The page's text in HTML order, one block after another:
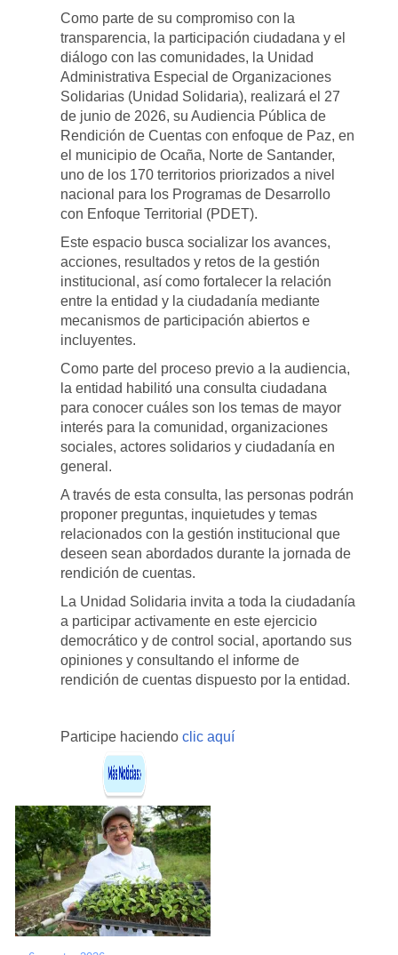
Como parte de su compromiso con la
transparencia, la participación ciudadana y el
diálogo con las comunidades, la Unidad
Administrativa Especial de Organizaciones
Solidarias (Unidad Solidaria), realizará el 27
de junio de 2026, su Audiencia Pública de
Rendición de Cuentas con enfoque de Paz, en
el municipio de Ocaña, Norte de Santander,
uno de los 170 territorios priorizados a nivel
nacional para los Programas de Desarrollo
con Enfoque Territorial (PDET).
Este espacio busca socializar los avances,
acciones, resultados y retos de la gestión
institucional, así como fortalecer la relación
entre la entidad y la ciudadanía mediante
mecanismos de participación abiertos e
incluyentes.
Como parte del proceso previo a la audiencia,
la entidad habilitó una consulta ciudadana
para conocer cuáles son los temas de mayor
interés para la comunidad, organizaciones
sociales, actores solidarios y ciudadanía en
general.
A través de esta consulta, las personas podrán
proponer preguntas, inquietudes y temas
relacionados con la gestión institucional que
deseen sean abordados durante la jornada de
rendición de cuentas.
La Unidad Solidaria invita a toda la ciudadanía
a participar activamente en este ejercicio
democrático y de control social, aportando sus
opiniones y consultando el informe de
rendición de cuentas dispuesto por la entidad.
Participe haciendoclic aquí